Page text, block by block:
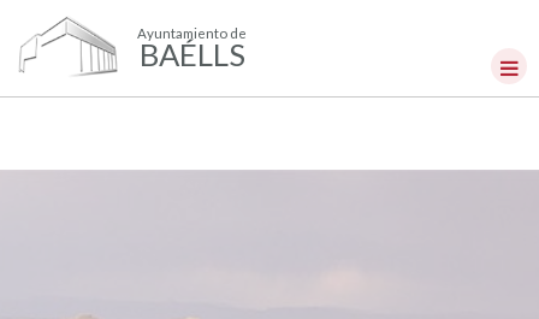
Ayuntamiento de
BAÉLLS